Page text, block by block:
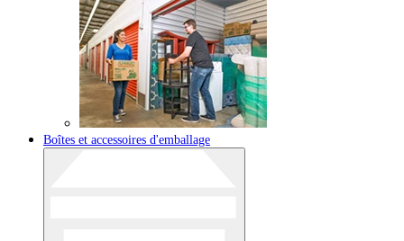
Boîtes et accessoires d'emballage